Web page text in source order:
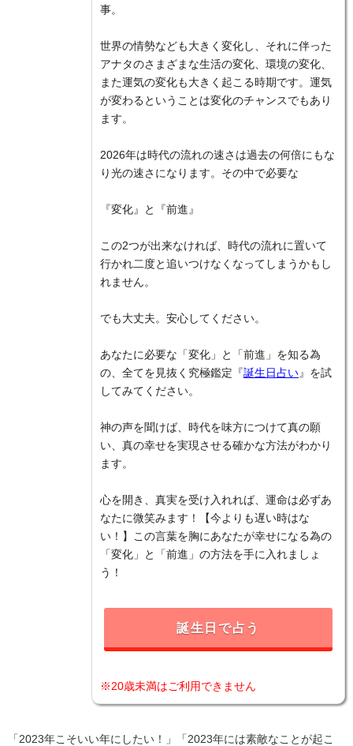
事。
世界の情勢なども大きく変化し、それに伴った
アナタのさまざまな生活の変化、環境の変化、
また運気の変化も大きく起こる時期です。運気
が変わるということは変化のチャンスでもあり
ます。
2026年は時代の流れの速さは過去の何倍にもな
り光の速さになります。その中で必要な
『変化』と『前進』
この2つが出来なければ、時代の流れに置いて
行かれ二度と追いつけなくなってしまうかもし
れません。
でも大丈夫。安心してください。
あなたに必要な「変化」と「前進」を知る為
の、全てを見抜く究極鑑定『誕生日占い 』を試
してみてください。
神の声を聞けば、時代を味方につけて真の願
い、真の幸せを実現させる確かな方法がわかり
ます。
心を開き、真実を受け入れれば、運命は必ずあ
なたに微笑みます！【今よりも遅い時はな
い！】この言葉を胸にあなたが幸せになる為の
「変化」と「前進」の方法を手に入れましょ
う！
誕生日で占う
※20歳未満はご利用できません
「2023年こそいい年にしたい！」「2023年には素敵なことが起こ